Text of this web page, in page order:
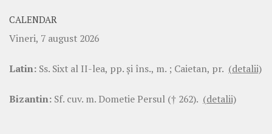
CALENDAR
Vineri, 7 august 2026
Latin: Ss. Sixt al II-lea, pp. şi îns., m. ; Caietan, pr. (detalii)
Bizantin: Sf. cuv. m. Dometie Persul († 262). (detalii)